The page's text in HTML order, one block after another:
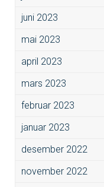
juni 2023
mai 2023
april 2023
mars 2023
februar 2023
januar 2023
desember 2022
november 2022